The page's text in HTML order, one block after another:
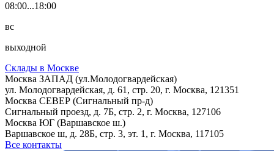
08:00...18:00
вс
выходной
Склады в Москве
Москва ЗАПАД (ул.Молодогвардейская)
ул. Молодогвардейская, д. 61, стр. 20, г. Москва, 121351
Москва СЕВЕР (Сигнальный пр-д)
Сигнальный проезд, д. 7Б, стр. 2, г. Москва, 127106
Москва ЮГ (Варшавское ш.)
Варшавское ш, д. 28Б, стр. 3, эт. 1, г. Москва, 117105
Все контакты